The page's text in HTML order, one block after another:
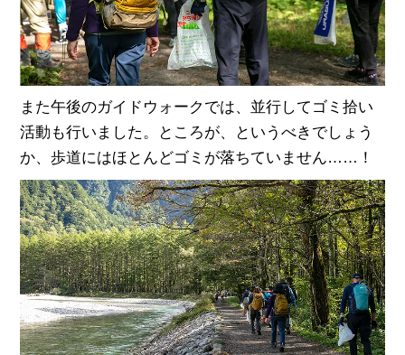
また午後のガイドウォークでは、並行してゴミ拾い
活動も行いました。ところが、というべきでしょう
か、歩道にはほとんどゴミが落ちていません……！